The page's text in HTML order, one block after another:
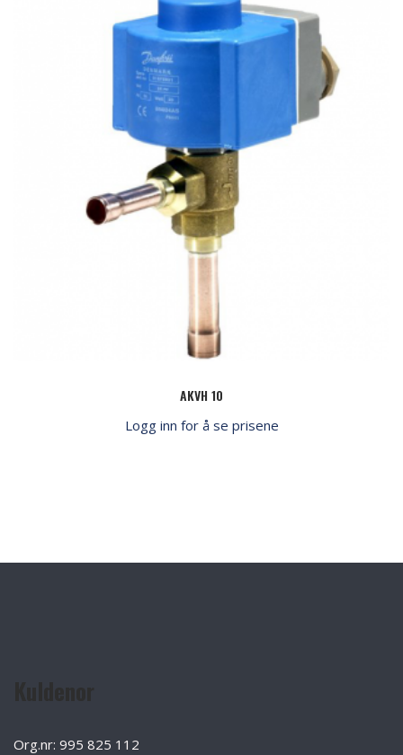
AKVH 10
Logg inn for å se prisene
Org.nr: 995 825 112